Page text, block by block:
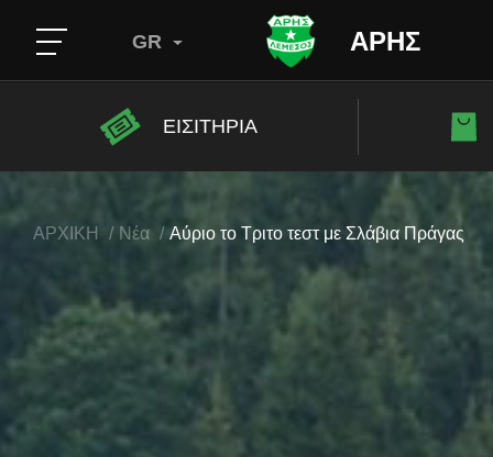
ΑΡΗΣ
GR
ΕΙΣΙΤΗΡΙΑ
ΑΡΧΙΚΗ Νέα Αύριο το Τριτο τεστ με Σλάβια Πράγας